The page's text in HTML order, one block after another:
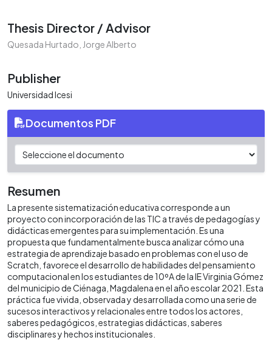
Thesis Director / Advisor
Quesada Hurtado, Jorge Alberto
Publisher
Universidad Icesi
Documentos PDF
Resumen
La presente sistematización educativa corresponde a un
proyecto con incorporación de las TIC a través de pedagogías y
didácticas emergentes para su implementación. Es una
propuesta que fundamentalmente busca analizar cómo una
estrategia de aprendizaje basado en problemas con el uso de
Scratch, favorece el desarrollo de habilidades del pensamiento
computacional en los estudiantes de 10ºA de la IE Virginia Gómez
del municipio de Ciénaga, Magdalena en el año escolar 2021. Esta
práctica fue vivida, observada y desarrollada como una serie de
sucesos interactivos y relacionales entre todos los actores,
saberes pedagógicos, estrategias didácticas, saberes
disciplinares y hechos institucionales.